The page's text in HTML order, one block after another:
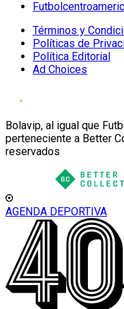
Términos y
Políticas de
Política Editorial
Ad Choices
Bolavip, al igual que
perteneciente a Better
reservados
AGENDA DEPORTIVA